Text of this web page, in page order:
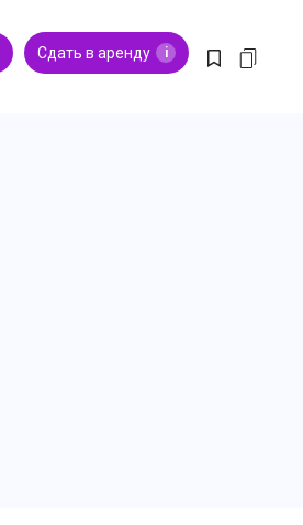
Сдать в аренду i